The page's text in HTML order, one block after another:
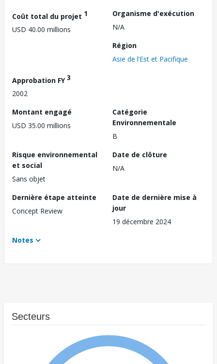
Coût total du projet 1
USD 40.00 millions
Organisme d'exécution
N/A
Région
Asie de l’Est et Pacifique
Approbation FY3
2002
Montant engagé
USD 35.00 millions
Catégorie
Environnementale
B
Risque environnemental
et social
Sans objet
Date de clôture
N/A
Dernière étape atteinte
Concept Review
Date de dernière mise à
jour
19 décembre 2024
Notes
Secteurs